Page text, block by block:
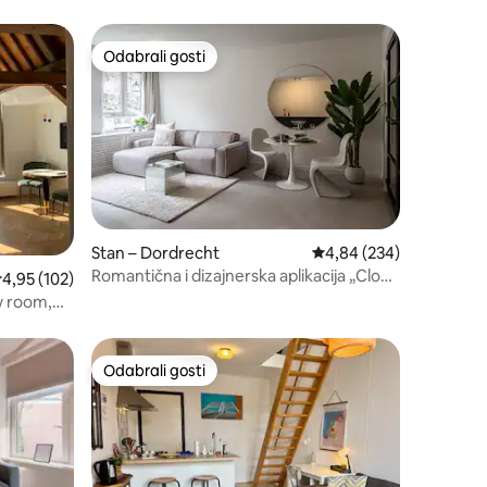
ocjena: 4,95/5, recenzija: 102
4,95 (102)
room,
Odabrali gosti
Odabrali gosti
Stan – Dordrecht Prosječna ocjena:
4,84 (234)
Romantična i dizajnerska aplikacija „Cloud
„Odabrali gosti”
Odabrali gosti
Odabrali gosti